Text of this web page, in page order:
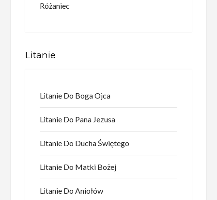
Różaniec
Litanie
Litanie Do Boga Ojca
Litanie Do Pana Jezusa
Litanie Do Ducha Świętego
Litanie Do Matki Bożej
Litanie Do Aniołów